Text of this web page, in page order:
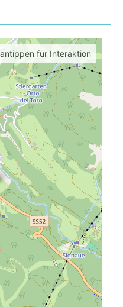
für Interaktion